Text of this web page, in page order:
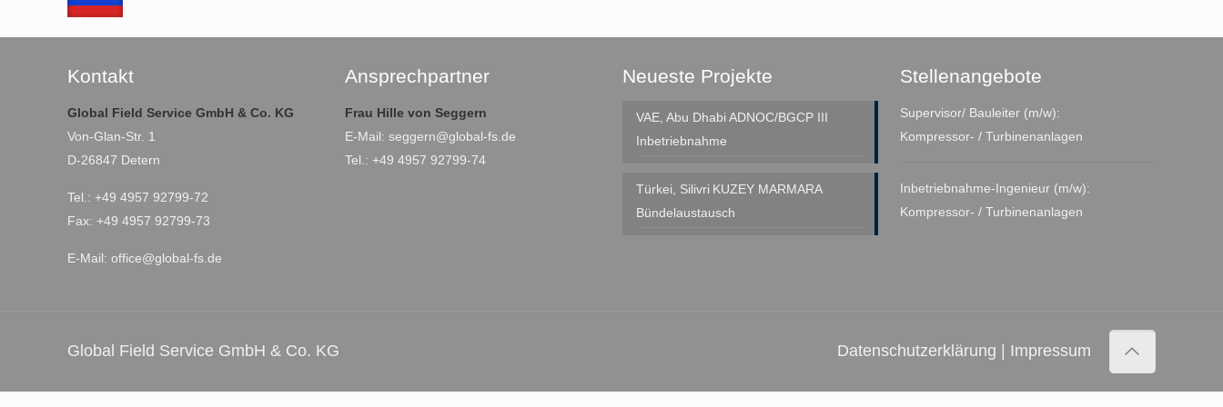
Kontakt
Global Field Service GmbH & Co. KG
Von-Glan-Str. 1
D-26847 Detern
Tel.: +49 4957 92799-72
Fax: +49 4957 92799-73
E-Mail:office@global-fs.de
Ansprechpartner
Frau Hille von Seggern
E-Mail:seggern@global-fs.de
Tel.: +49 4957 92799-74
Neueste Projekte
VAE, Abu Dhabi ADNOC/BGCP III
Inbetriebnahme
Türkei, Silivri KUZEY MARMARA
Bündelaustausch
Stellenangebote
Supervisor/ Bauleiter (m/w):
Kompressor- / Turbinenanlagen
Inbetriebnahme-Ingenieur (m/w):
Kompressor- / Turbinenanlagen
Datenschutzerklärung Impressum
Global Field Service GmbH & Co. KG